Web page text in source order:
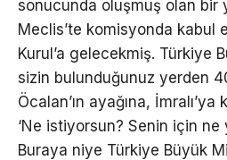
sonucunda oluşmuş olan bir
Meclis’te komisyonda kabul
Kurul’a gelecekmiş. Türkiye
sizin bulunduğunuz yerden
Öcalan’ın ayağına,
‘Ne istiyorsun? Senin için ne
Buraya niye Türkiye Büyük